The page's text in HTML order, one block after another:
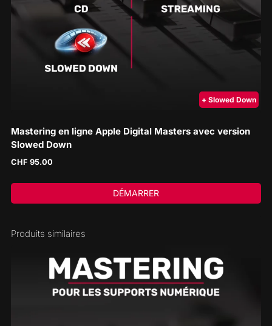
+ Slowed Down
Mastering en ligne Apple Digital Masters avec version
Slowed Down
CHF 95.00
DÉMARRER
Produits similaires